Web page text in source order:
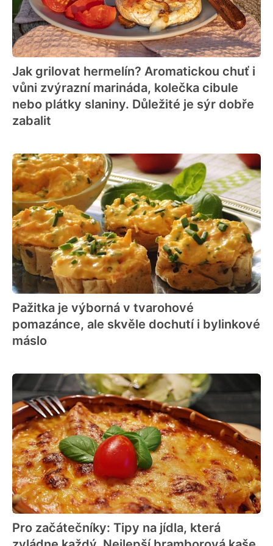
Jak grilovat hermelín? Aromatickou chuť i
vůni zvýrazní marináda, kolečka cibule
nebo plátky slaniny. Důležité je sýr dobře
zabalit
Pažitka je výborná v tvarohové
pomazánce, ale skvěle dochutí i bylinkové
máslo
Pro začátečníky: Tipy na jídla, která